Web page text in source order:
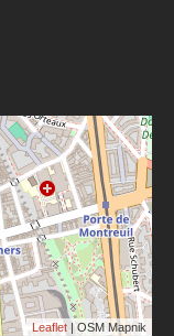
Leaflet | OSM Mapnik